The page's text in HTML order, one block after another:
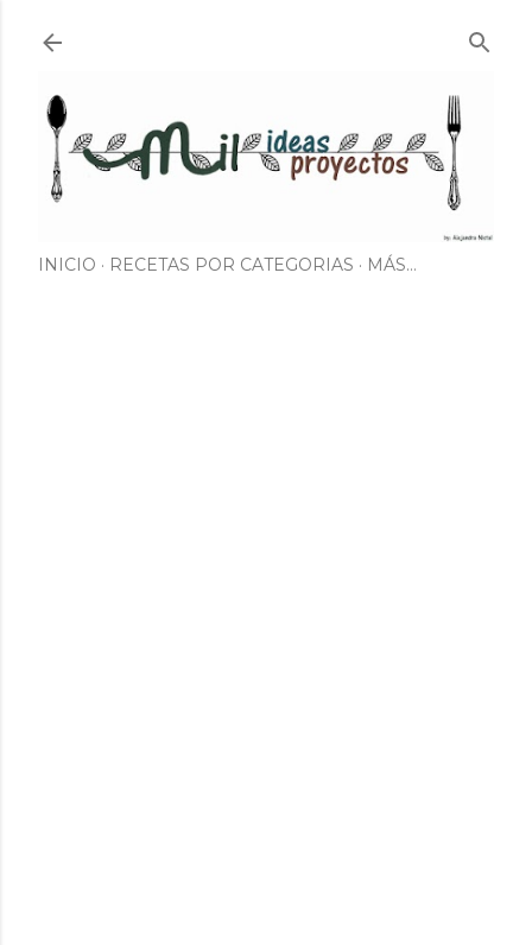
INICIO RECETAS POR CATEGORIAS MÁS…